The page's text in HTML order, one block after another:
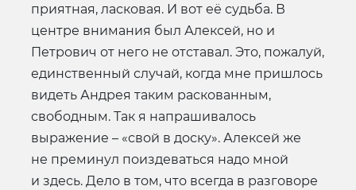
приятная, ласковая. И вот её судьба. В
центре внимания был Алексей, но и
Петрович от него не отставал. Это, пожалуй,
единственный случай, когда мне пришлось
видеть Андрея таким раскованным,
свободным. Так я напрашивалось
выражение – «свой в доску». Алексей же
не преминул поиздеваться надо мной
и здесь. Дело в том, что всегда в разговоре